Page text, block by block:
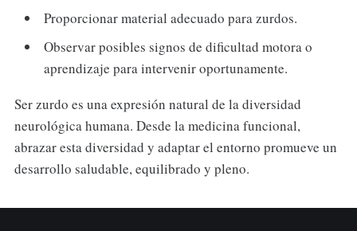
Proporcionar material adecuado para zurdos.
Observar posibles signos de dificultad motora o
aprendizaje para intervenir oportunamente.
Ser zurdo es una expresión natural de la diversidad
neurológica humana. Desde la medicina funcional,
abrazar esta diversidad y adaptar el entorno promueve un
desarrollo saludable, equilibrado y pleno.